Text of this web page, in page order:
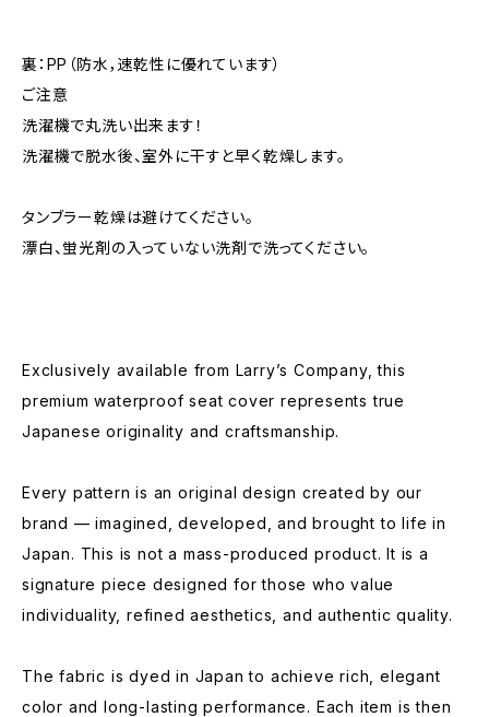
裏：PP（防水，速乾性に優れています）
ご注意
洗濯機で丸洗い出来ます！
洗濯機で脱水後、室外に干すと早く乾燥します。
タンブラー乾燥は避けてください。
漂白、蛍光剤の入っていない洗剤で洗ってください。
Exclusively available from Larry’s Company, this
premium waterproof seat cover represents true
Japanese originality and craftsmanship.
Every pattern is an original design created by our
brand — imagined, developed, and brought to life in
Japan. This is not a mass-produced product. It is a
signature piece designed for those who value
individuality, refined aesthetics, and authentic quality.
The fabric is dyed in Japan to achieve rich, elegant
color and long-lasting performance. Each item is then